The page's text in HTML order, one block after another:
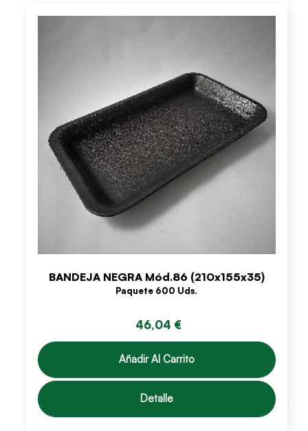
BANDEJA NEGRA Mód.86 (210x155x35)
Paquete 600 Uds.
46,04 €
Añadir Al Carrito
Detalle